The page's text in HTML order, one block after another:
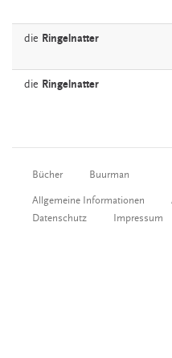
die Ringelnatter
die Ringelnatter
Bücher Buurman
Allgemeine Informationen
Datenschutz
Impressum